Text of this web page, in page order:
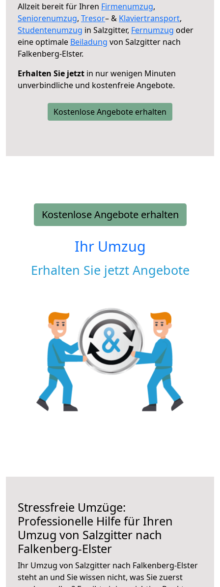
Allzeit bereit für Ihren Firmenumzug,
Seniorenumzug, Tresor– & Klaviertransport,
Studentenumzug in Salzgitter, Fernumzug oder
eine optimale Beiladung von Salzgitter nach
Falkenberg-Elster.
Erhalten Sie jetzt in nur wenigen Minuten
unverbindliche und kostenfreie Angebote.
Kostenlose Angebote erhalten
Kostenlose Angebote erhalten
Ihr Umzug
Erhalten Sie jetzt Angebote
Stressfreie Umzüge:
Professionelle Hilfe für Ihren
Umzug von Salzgitter nach
Falkenberg-Elster
Ihr Umzug von Salzgitter nach Falkenberg-Elster
steht an und Sie wissen nicht, was Sie zuerst